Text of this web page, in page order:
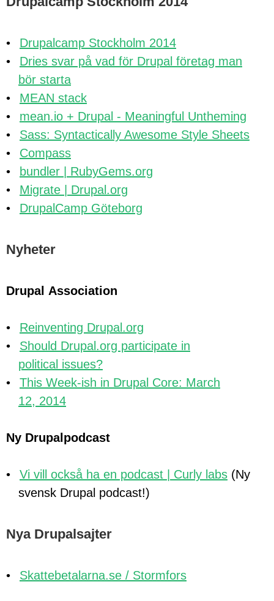
Drupalcamp Stockholm 2014
Dries svar på vad för Drupal företag man
bör starta
MEAN stack
mean.io + Drupal - Meaningful Untheming
Sass: Syntactically Awesome Style Sheets
Compass
bundler | RubyGems.org
Migrate | Drupal.org
DrupalCamp Göteborg
Nyheter
Drupal Association
Reinventing Drupal.org
Should Drupal.org participate in
political issues?
This Week-ish in Drupal Core: March
12, 2014
Ny Drupalpodcast
Vi vill också ha en podcast | Curly labs (Ny
svensk Drupal podcast!)
Nya Drupalsajter
Skattebetalarna.se / Stormfors